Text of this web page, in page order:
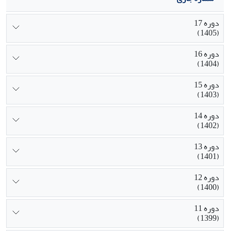
دوره 17
(1405)
دوره 16
(1404)
دوره 15
(1403)
دوره 14
(1402)
دوره 13
(1401)
دوره 12
(1400)
دوره 11
(1399)